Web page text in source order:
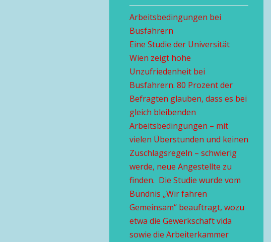
Arbeitsbedingungen bei
Busfahrern
Eine Studie der Universität
Wien zeigt hohe
Unzufriedenheit bei
Busfahrern. 80 Prozent der
Befragten glauben, dass es bei
gleich bleibenden
Arbeitsbedingungen – mit
vielen Überstunden und keinen
Zuschlagsregeln – schwierig
werde, neue Angestellte zu
finden. Die Studie wurde vom
Bündnis „Wir fahren
Gemeinsam“ beauftragt, wozu
etwa die Gewerkschaft vida
sowie die Arbeiterkammer